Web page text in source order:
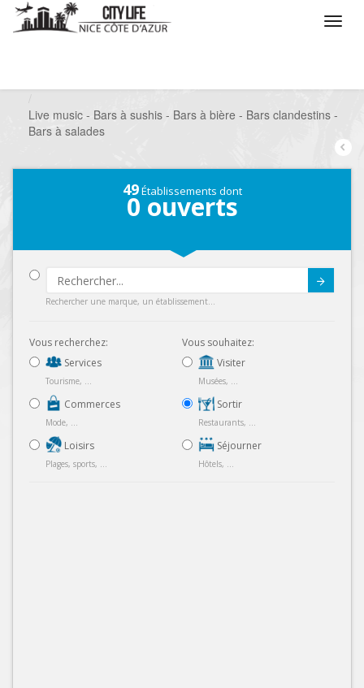
Live music - Bars à sushis - Bars à bière - Bars clandestins -
Bars à salades
49Établissements dont
0 ouverts
Rechercher une marque, un établissement...
Vous recherchez:
Services
Tourisme, ...
Commerces
Mode, ...
Loisirs
Plages, sports, ...
Vous souhaitez:
Visiter
Musées, ...
Sortir
Restaurants, ...
Séjourner
Hôtels, ...